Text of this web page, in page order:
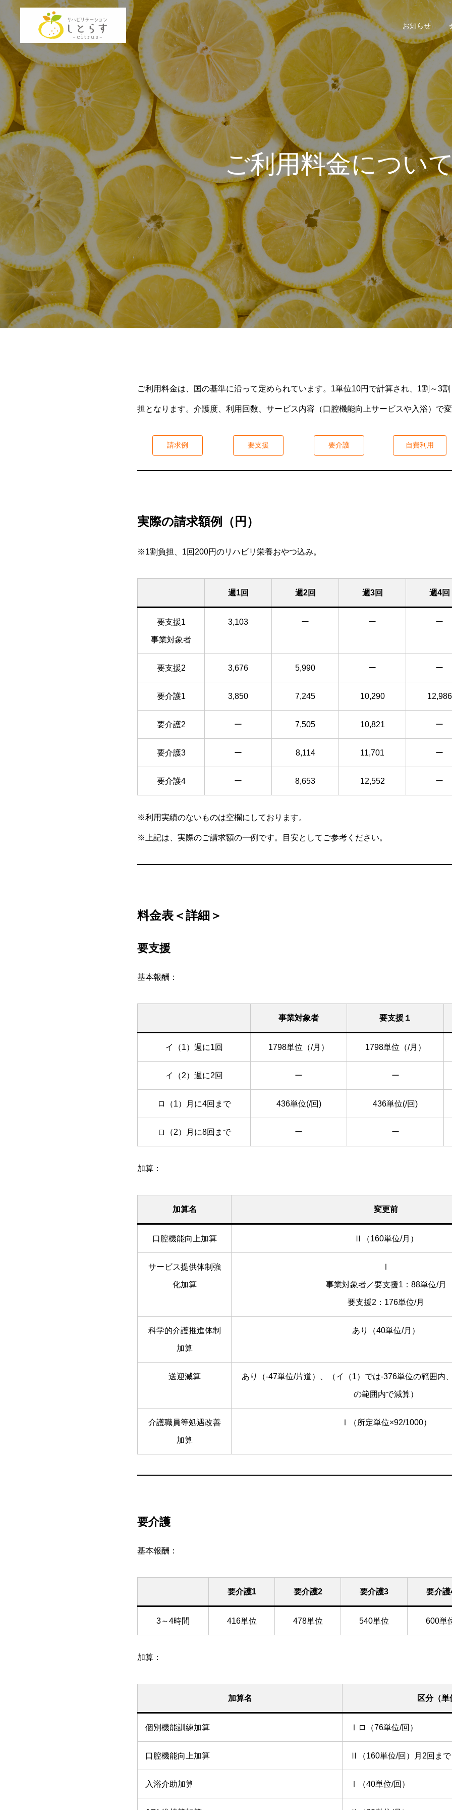
お知らせ
ご利用料金につい
ご利用料金は、国の基準に沿って定められています。1単位10円で計算され、1割～3
担となります。介護度、利用回数、サービス内容（口腔機能向上サービスや入浴）で変
請求例 要支援 要介護 自費利用
実際の請求額例（円）
※1割負担、1回200円のリハビリ栄養おやつ込み。
週1回 週2回 週3回 週4回
要支援1
事業対象者
3,103 ー ー ー
要支援2 3,676 5,990 ー ー
要介護1 3,850 7,245 10,290 12,986
要介護2 ー 7,505 10,821 ー
要介護3 ー 8,114 11,701 ー
要介護4 ー 8,653 12,552 ー
※利用実績のないものは空欄にしております。
※上記は、実際のご請求額の一例です。目安としてご参考ください。
料金表＜詳細＞
要支援
基本報酬：
事業対象者 要支援１
イ（1）週に1回 1798単位（/月） 1798単位（/月）
イ（2）週に2回 ー ー
ロ（1）月に4回まで 436単位(/回) 436単位(/回)
ロ（2）月に8回まで ー ー
加算：
加算名 変更前
口腔機能向上加算 Ⅱ（160単位/月）
サービス提供体制強
化加算
Ⅰ
事業対象者／要支援1：88単位/月
要支援2：176単位/月
科学的介護推進体制
加算
あり（40単位/月）
送迎減算 あり（-47単位/片道）、（イ（1）では-376単位の範囲内
の範囲内で減算）
介護職員等処遇改善
加算
Ⅰ（所定単位×92/1000）
要介護
基本報酬：
要介護1 要介護2 要介護3 要介護
3～4時間 416単位 478単位 540単位 600単
加算：
加算名 区分（単
個別機能訓練加算 Ⅰロ（76単位/回）
口腔機能向上加算 Ⅱ（160単位/回）月2回まで
入浴介助加算 Ⅰ（40単位/回）